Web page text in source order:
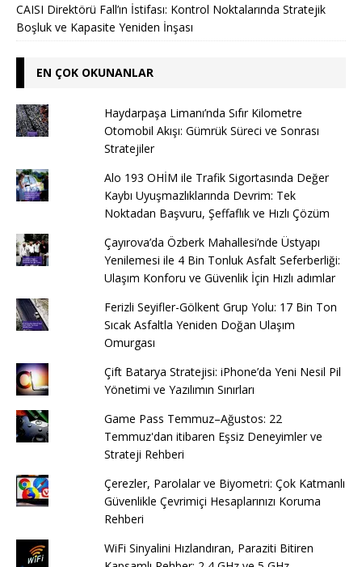
CAISI Direktörü Fall’ın İstifası: Kontrol Noktalarında Stratejik
Boşluk ve Kapasite Yeniden İnşası
EN ÇOK OKUNANLAR
Haydarpaşa Limanı’nda Sıfır Kilometre
Otomobil Akışı: Gümrük Süreci ve Sonrası
Stratejiler
Alo 193 OHİM ile Trafik Sigortasında Değer
Kaybı Uyuşmazlıklarında Devrim: Tek
Noktadan Başvuru, Şeffaflık ve Hızlı Çözüm
Çayırova’da Özberk Mahallesi’nde Üstyapı
Yenilemesi ile 4 Bin Tonluk Asfalt Seferberliği:
Ulaşım Konforu ve Güvenlik İçin Hızlı adımlar
Ferizli Seyifler-Gölkent Grup Yolu: 17 Bin Ton
Sıcak Asfaltla Yeniden Doğan Ulaşım
Omurgası
Çift Batarya Stratejisi: iPhone’da Yeni Nesil Pil
Yönetimi ve Yazılımın Sınırları
Game Pass Temmuz–Ağustos: 22
Temmuz'dan itibaren Eşsiz Deneyimler ve
Strateji Rehberi
Çerezler, Parolalar ve Biyometri: Çok Katmanlı
Güvenlikle Çevrimiçi Hesaplarınızı Koruma
Rehberi
WiFi Sinyalini Hızlandıran, Paraziti Bitiren